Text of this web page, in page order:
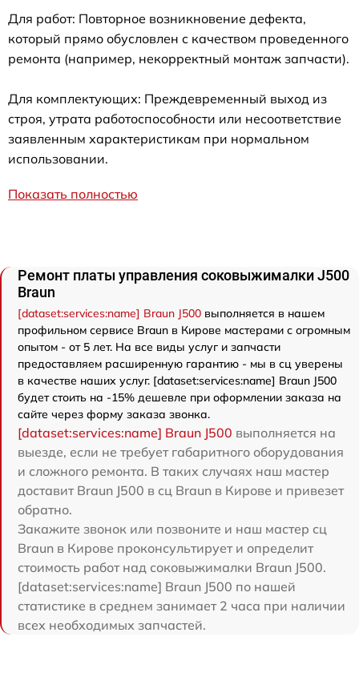
Для работ: Повторное возникновение дефекта,
который прямо обусловлен с качеством проведенного
ремонта (например, некорректный монтаж запчасти).
Для комплектующих: Преждевременный выход из
строя, утрата работоспособности или несоответствие
заявленным характеристикам при нормальном
использовании.
Показать полностью
Ремонт платы управления соковыжималки J500
Braun
[dataset:services:name] Braun J500 выполняется в нашем
профильном сервисе Braun в Кирове мастерами с огромным
опытом - от 5 лет. На все виды услуг и запчасти
предоставляем расширенную гарантию - мы в сц уверены
в качестве наших услуг. [dataset:services:name] Braun J500
будет стоить на -15% дешевле при оформлении заказа на
сайте через форму заказа звонка.
[dataset:services:name] Braun J500 выполняется на
выезде, если не требует габаритного оборудования
и сложного ремонта. В таких случаях наш мастер
доставит Braun J500 в сц Braun в Кирове и привезет
обратно.
Закажите звонок или позвоните и наш мастер сц
Braun в Кирове проконсультирует и определит
стоимость работ над соковыжималки Braun J500.
[dataset:services:name] Braun J500 по нашей
статистике в среднем занимает 2 часа при наличии
всех необходимых запчастей.